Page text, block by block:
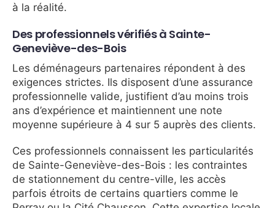
à la réalité.
Des professionnels vérifiés à Sainte-
Geneviève-des-Bois
Les déménageurs partenaires répondent à des
exigences strictes. Ils disposent d’une assurance
professionnelle valide, justifient d’au moins trois
ans d’expérience et maintiennent une note
moyenne supérieure à 4 sur 5 auprès des clients.
Ces professionnels connaissent les particularités
de Sainte-Geneviève-des-Bois : les contraintes
de stationnement du centre-ville, les accès
parfois étroits de certains quartiers comme le